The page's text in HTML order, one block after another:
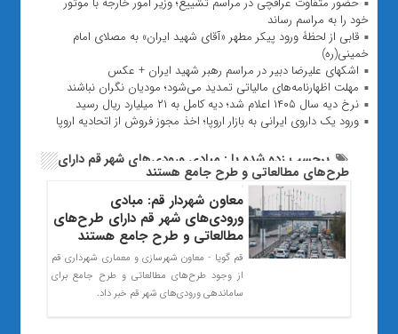
خود را به مراسم رساند
قابی از لحظۀ ورود پیکر مطهر «آقای شهید ایران» به مصلای امام
خمینی(ره)
اشکهای علیرضا دبیر در مراسم رهبر شهید ایران + عکس
مهلت اظهارنامه‌های مالیاتی تمدید می‌شود؛ مودیان نگران نباشند
نرخ دیه سال ۱۴۰۵ اعلام شد؛ دیه کامل به ۲۱ میلیارد ریال رسید
ورود یک داروی ایرانی به بازار اروپا؛ اخذ مجوز فروش از اتحادیه اروپا
برچسب زده شده با : مبادی ورودی‌های شهر قم دارای
طرح‌های مطالعاتی و طرح جامع هستند
معاون شهردار قم: مبادی
ورودی‌های شهر قم دارای طرح‌های
مطالعاتی و طرح جامع هستند
قم گویا - معاون شهرسازی و معماری شهرداری قم
از وجود طرح‌های مطالعاتی و طرح جامع برای
ساماندهی ورودی‌های شهر قم خبر داد.